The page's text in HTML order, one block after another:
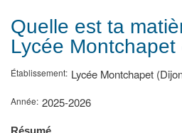
d'Ariane
Quelle est ta
Lycée Montchapet
Établissement Lycée Montchapet
Année 2025-2026
Résumé